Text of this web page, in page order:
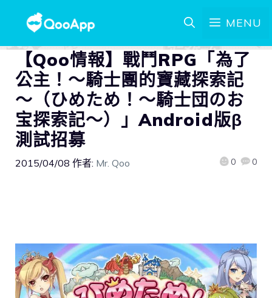
MENU
【Qoo情報】戰鬥RPG「為了
公主！～騎士團的寶藏探索記
～（ひめため！～騎士団のお
宝探索記～）」Android版β
測試招募
2015/04/08 作者: Mr. Qoo 0 0